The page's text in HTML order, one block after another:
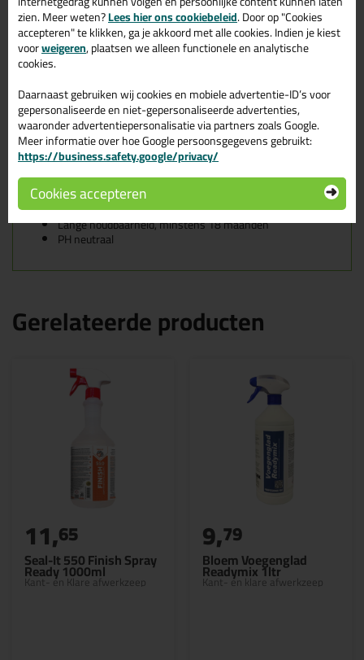
Je gebruikt de Bostik Finishing Soap bij het glad afwerken van
siliconenvoegen, acrylaatvoegen, polyurethaanvoegen en SMP-
voegen (Silyl Modified Polymer) welke zijn geproduceerd door
Bostik.
Kenmerken van de Bostik Finishing
Soap
Gebruiksklaar
Kleurloos, veroorzaakt geen verkleuringen
Geen verruwen van het kitoppervlak door agressieve
inhoudsstoffen
Vorstgevoelig
Lange houdbaarheid, minstens 18 maanden
PH neutraal
Gerelateerde producten
Seal-It 550 Finish Spray
Ready 1000ml
Kant- en Klare afwerkzeep
11,65
Bloem Voegenglad
Readymix 1ltr
Kant- en klare afwerkzeep
9,79
zien. Meer weten?Lees hier ons cookiebeleid. Door op "Cookies
accepteren" te klikken, ga je akkoord met alle cookies. Indien je kiest
voorweigeren, plaatsen we alleen functionele en analytische
cookies.
Daarnaast gebruiken wij cookies en mobiele advertentie-ID’s voor
gepersonaliseerde en niet-gepersonaliseerde advertenties,
waaronder advertentiepersonalisatie via partners zoals Google.
Meer informatie over hoe Google persoonsgegevens gebruikt:
https://business.safety.google/privacy/
Cookies accepteren